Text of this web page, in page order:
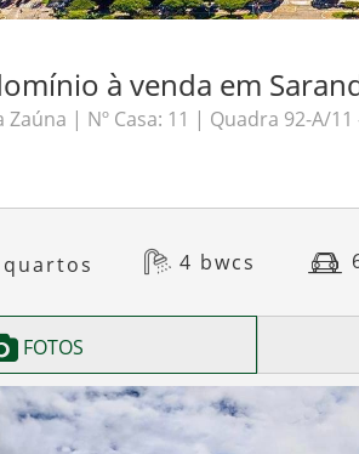
à venda em
| Nº Casa: 11 | Quadra 92-A/11
4 bwcs
FOTOS